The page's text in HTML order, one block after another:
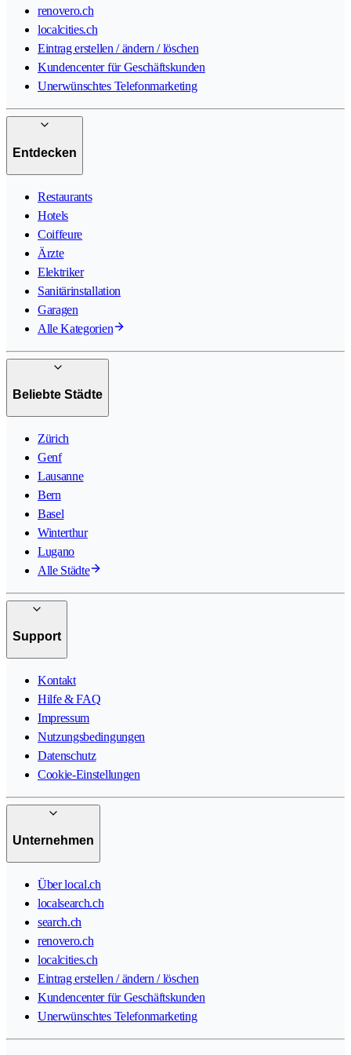
renovero.ch
localcities.ch
Eintrag erstellen / ändern / löschen
Kundencenter für Geschäftskunden
Unerwünschtes Telefonmarketing
Entdecken
Restaurants
Hotels
Coiffeure
Ärzte
Elektriker
Sanitärinstallation
Garagen
Alle Kategorien
Beliebte Städte
Zürich
Genf
Lausanne
Bern
Basel
Winterthur
Lugano
Alle Städte
Support
Kontakt
Hilfe & FAQ
Impressum
Nutzungsbedingungen
Datenschutz
Cookie-Einstellungen
Unternehmen
Über local.ch
localsearch.ch
search.ch
renovero.ch
localcities.ch
Eintrag erstellen / ändern / löschen
Kundencenter für Geschäftskunden
Unerwünschtes Telefonmarketing